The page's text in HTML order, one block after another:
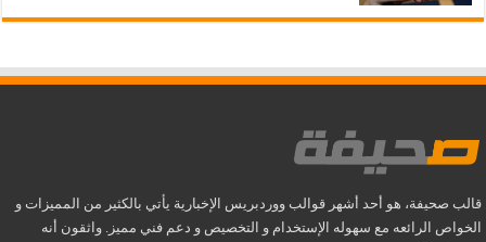
قالب صحيفة، هو أحد أشهر قوالب ووردبريس الإخبارية يأتي بالكثير من المميزات و
الخواص الرائعه مع سهوله الإستخدام و التخصيص و دعم فني مميز. واثقون أنه